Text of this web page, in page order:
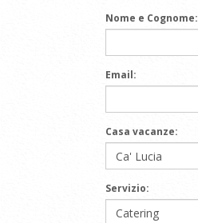
Nome e Cognome:
Email:
Casa vacanze:
Servizio: